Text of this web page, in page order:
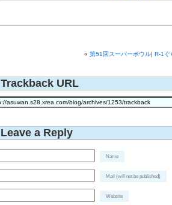
« 第51回スーパーボウル| R-1ぐ
Trackback URL
Leave a Reply
Name
Mail (will not be published)
Website